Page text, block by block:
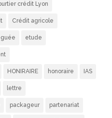
crédit Lyon
Crédit agricole
etude
HONIRAIRE honoraire IAS
lettre
packageur partenariat